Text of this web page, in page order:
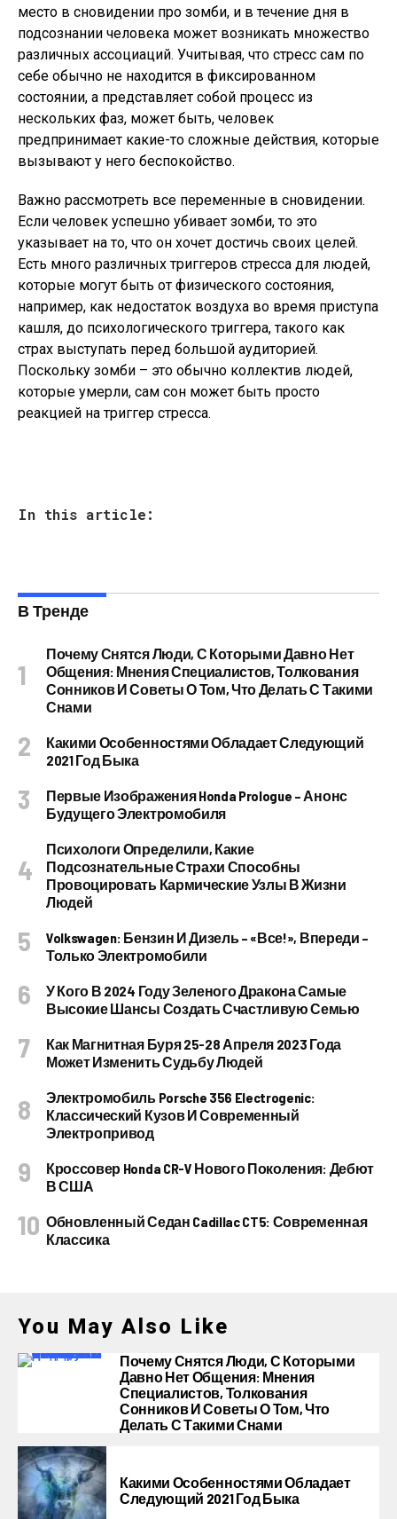
место в сновидении про зомби, и в течение дня в
подсознании человека может возникать множество
различных ассоциаций. Учитывая, что стресс сам по
себе обычно не находится в фиксированном
состоянии, а представляет собой процесс из
нескольких фаз, может быть, человек
предпринимает какие-то сложные действия, которые
вызывают у него беспокойство.
Важно рассмотреть все переменные в сновидении.
Если человек успешно убивает зомби, то это
указывает на то, что он хочет достичь своих целей.
Есть много различных триггеров стресса для людей,
которые могут быть от физического состояния,
например, как недостаток воздуха во время приступа
кашля, до психологического триггера, такого как
страх выступать перед большой аудиторией.
Поскольку зомби – это обычно коллектив людей,
которые умерли, сам сон может быть просто
реакцией на триггер стресса.
In this article:
В Тренде
Почему Снятся Люди, С Которыми Давно Нет
Общения: Мнения Специалистов, Толкования
Сонников И Советы О Том, Что Делать С Такими
Снами
Какими Особенностями Обладает Следующий
2021 Год Быка
Первые Изображения Honda Prologue – Анонс
Будущего Электромобиля
Психологи Определили, Какие
Подсознательные Страхи Способны
Провоцировать Кармические Узлы В Жизни
Людей
Volkswagen: Бензин И Дизель – «все!», Впереди –
Только Электромобили
У Кого В 2024 Году Зеленого Дракона Самые
Высокие Шансы Создать Счастливую Семью
Как Магнитная Буря 25-28 Апреля 2023 Года
Может Изменить Судьбу Людей
Электромобиль Porsche 356 Electrogenic:
Классический Кузов И Современный
Электропривод
Кроссовер Honda CR-V Нового Поколения: Дебют
В США
Обновленный Седан Cadillac CT5: Современная
Классика
You May Also Like
Почему Снятся Люди, С Которыми
Давно Нет Общения: Мнения
Специалистов, Толкования
Сонников И Советы О Том, Что
Делать С Такими Снами
Какими Особенностями Обладает
Следующий 2021 Год Быка